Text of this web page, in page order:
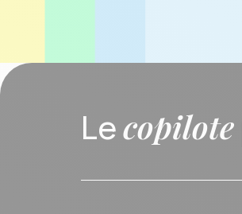
Lecopilote